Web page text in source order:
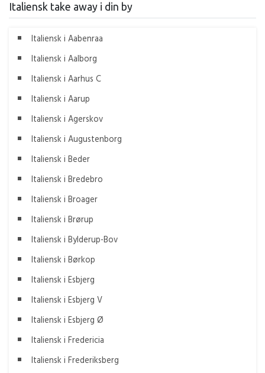
Italiensk take away i din by
Italiensk i Aabenraa
Italiensk i Aalborg
Italiensk i Aarhus C
Italiensk i Aarup
Italiensk i Agerskov
Italiensk i Augustenborg
Italiensk i Beder
Italiensk i Bredebro
Italiensk i Broager
Italiensk i Brørup
Italiensk i Bylderup-Bov
Italiensk i Børkop
Italiensk i Esbjerg
Italiensk i Esbjerg V
Italiensk i Esbjerg Ø
Italiensk i Fredericia
Italiensk i Frederiksberg